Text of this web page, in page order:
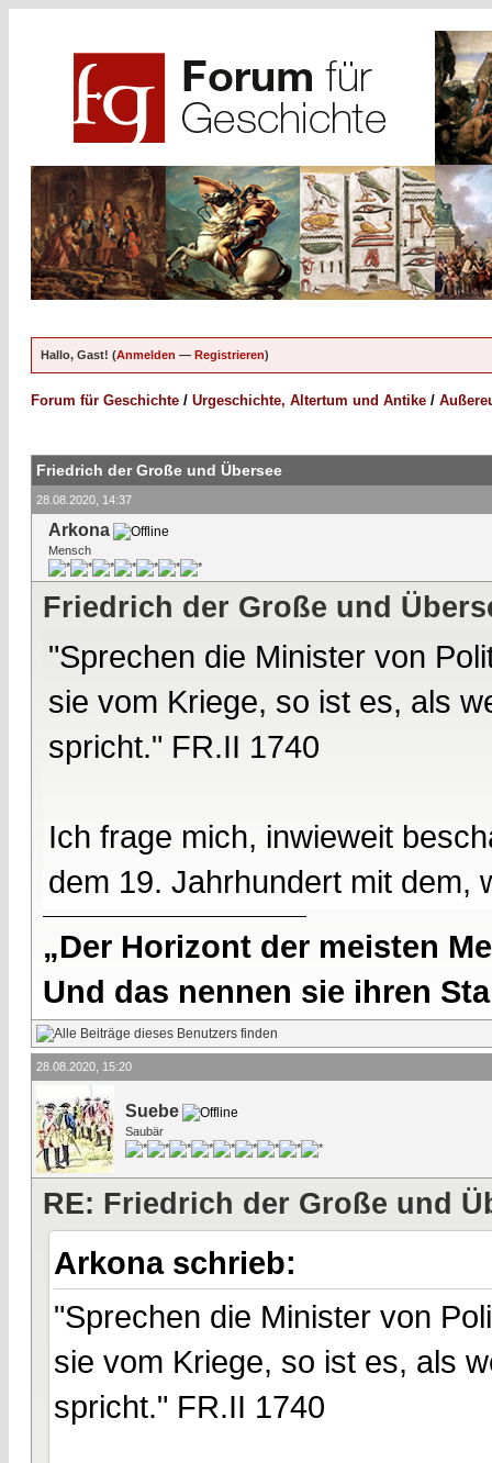
Hallo, Gast! (Anmelden — Registrieren)
Forum für Geschichte / Urgeschichte, Altertum und Antike /
Friedrich der Große und Übersee
28.08.2020, 14:37
Arkona
Mensch
Friedrich der Große und
"Sprechen die Minister von
sie vom Kriege, so ist es, als
spricht." FR.II 1740
Ich frage mich, inwieweit
dem 19. Jahrhundert mit dem,
„Der Horizont der meisten
Und das nennen sie ihren
28.08.2020, 15:20
Suebe
Saubär
RE: Friedrich der Große und
Arkona schrieb:
"Sprechen die Minister von
sie vom Kriege, so ist es, als
spricht." FR.II 1740